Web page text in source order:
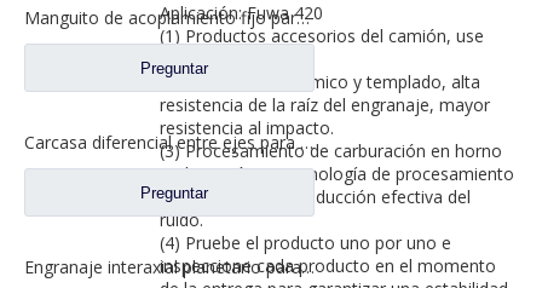
Manguito de acoplamiento fijo para repuestos de camiones Ford 2SBF0052M0-0
Preguntar
Carcasa diferencial entre ejes para piezas de camiones Fuwa AZ0042M0-8
Preguntar
Engranaje interaxial planetario para piezas de camiones Fuwa CF0001M0-5
Aplicación: Fuwa 420
(1) Productos accesorios del camión, use
material 20CrMmti.
(2) Tratamiento térmico y templado, alta
resistencia de la raíz del engranaje, mayor
resistencia al impacto.
(3) Procesamiento de carburación en horno
multipropósito, tecnología de procesamiento
de molienda fina, reducción efectiva del
ruido.
(4) Pruebe el producto uno por uno e
inspeccione cada producto en el momento